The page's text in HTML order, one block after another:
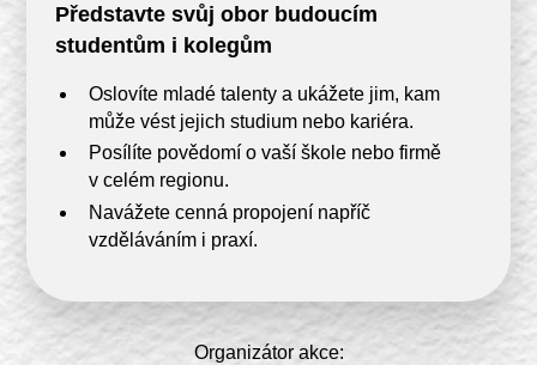
Představte svůj obor budoucím
studentům i kolegům
Oslovíte mladé talenty a ukážete jim, kam
může vést jejich studium nebo kariéra.
Posílíte povědomí o vaší škole nebo firmě
v celém regionu.
Navážete cenná propojení napříč
vzděláváním i praxí.
Organizátor akce: